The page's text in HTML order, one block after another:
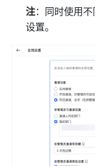
注：同时使用
设置。